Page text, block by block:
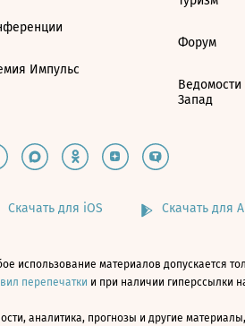
Импульс
Форум
Запад
Скачать для iOS Скачать для
использование материалов допускается
перепечатки и при наличии гиперссылки
аналитика, прогнозы и другие